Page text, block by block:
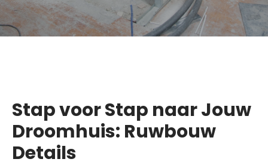
Stap voor Stap naar Jouw
Droomhuis: Ruwbouw
Details